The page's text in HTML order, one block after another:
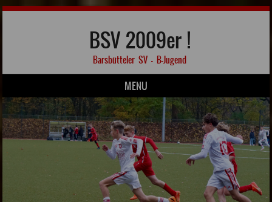
BSV 2009er !
Barsbütteler SV – B-Jugend
MENU
Skip to content